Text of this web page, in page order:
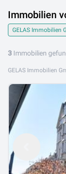
Immobilien
GELAS Immobilien
3 Immobilien